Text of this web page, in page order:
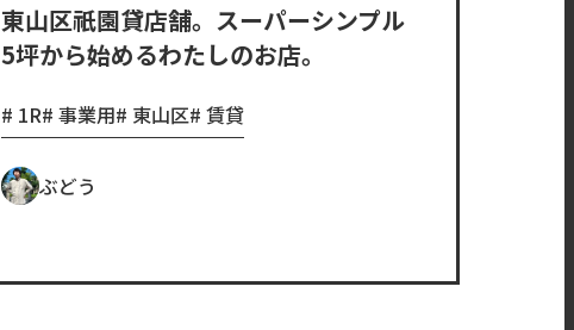
東山区祇園貸店舗。スーパーシンプル
5坪から始めるわたしのお店。
1R 事業用 東山区 賃貸
ぶどう